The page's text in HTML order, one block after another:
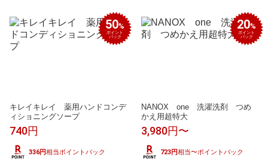
キレイキレイ 薬用ハンドコンデ
ィショニングソープ
740円
50%
ポイント
バック
336円相当ポイントバック
NANOX one 洗濯洗剤 つめ
かえ用超特大
3,980円〜
20%
ポイント
バック
723円相当〜ポイントバック